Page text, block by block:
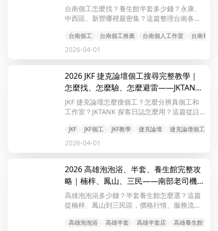
行情
台南個工怎麼找？養生館半套多少錢？永康、
中西區、新營哪裡最密集？這篇整理台南各區
市區到鄉鎮全覆蓋，第一次去也不怕踩雷。
台南個工 台南個工推薦 台南個人工作室 台南養生
2026-04-01
2026 JKF 捷克論壇個工搜尋完整教學｜
怎麼找、怎麼驗、怎麼避雷——JKTANK
探客日誌實戰指南
JKF 捷克論壇怎麼搜個工？怎麼分辨真個工和
工作室？JKTANK 探客日誌怎麼用？這篇從註
到不踩雷的真實個工。
JKF JKF個工 JKF教學 捷克論壇 捷克論壇個工
2026-04-01
2026 高雄泡泡浴、半套、養生館完整攻
略｜楠梓、鳳山、三民——南部老司機的
口袋名單
高雄泡泡浴多少錢？半套養生館怎麼選？這篇
從楠梓、鳳山到三民區，價格行情、服務流
高雄泡泡浴 高雄半套 高雄半套店 高雄養生館